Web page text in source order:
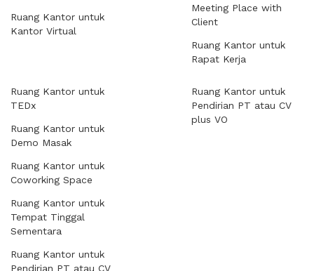
Ruang Kantor untuk
Kantor Virtual
Meeting Place with
Client
Ruang Kantor untuk
Rapat Kerja
Ruang Kantor untuk
TEDx
Ruang Kantor untuk
Demo Masak
Ruang Kantor untuk
Coworking Space
Ruang Kantor untuk
Tempat Tinggal
Sementara
Ruang Kantor untuk
Pendirian PT atau CV
Ruang Kantor untuk
Pendirian PT atau CV
plus VO